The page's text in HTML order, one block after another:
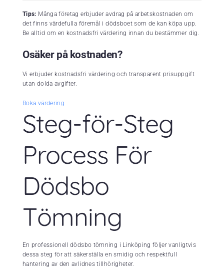
Tips: Många företag erbjuder avdrag på arbetskostnaden om
det finns värdefulla föremål i dödsboet som de kan köpa upp.
Be alltid om en kostnadsfri värdering innan du bestämmer dig.
Osäker på kostnaden?
Vi erbjuder kostnadsfri värdering och transparent prisuppgift
utan dolda avgifter.
Boka värdering
Steg-för-Steg
Process För
Dödsbo
Tömning
En professionell dödsbo tömning i Linköping följer vanligtvis
dessa steg för att säkerställa en smidig och respektfull
hantering av den avlidnes tillhörigheter.